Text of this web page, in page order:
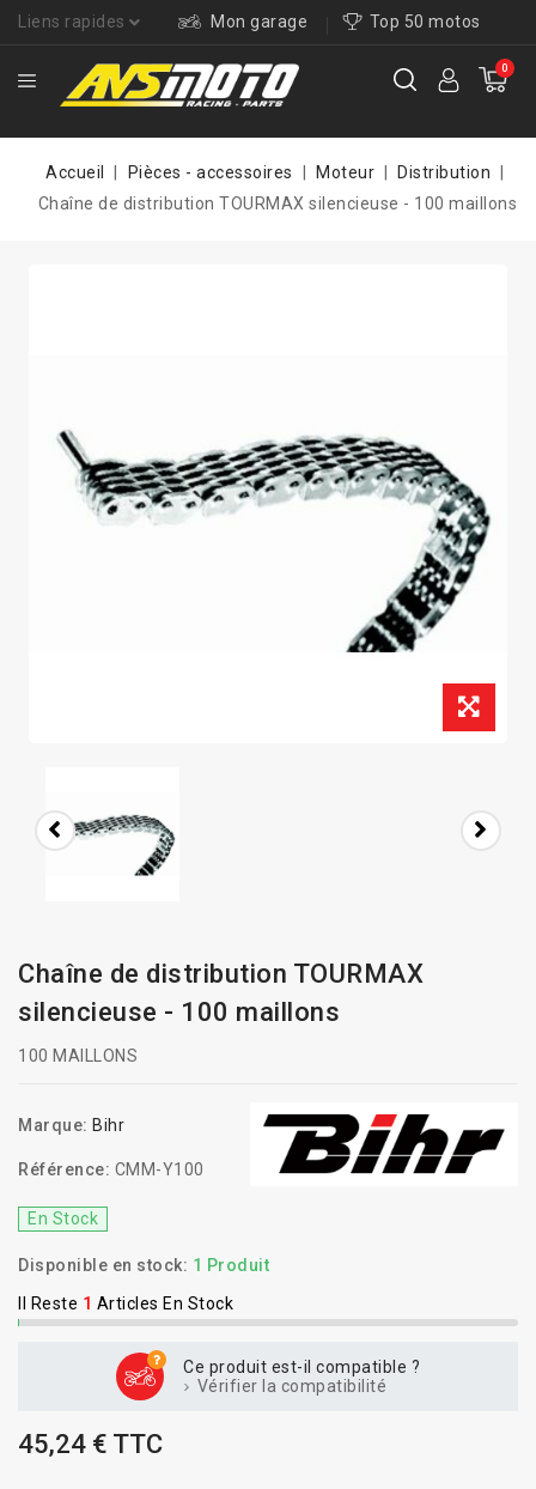
Liens rapides Mon garage Top 50 motos
0
Accueil Pièces - accessoires Moteur
Distribution
Chaîne de distribution TOURMAX silencieuse - 100 maillons
Chaîne de distribution TOURMAX
silencieuse - 100 maillons
100 MAILLONS
Marque: Bihr
Référence: CMM-Y100
En Stock
Disponible en stock: 1 Produit
Il Reste 1 Articles En Stock
Ce produit est-il compatible ?
Vérifier la compatibilité
45,24 € TTC